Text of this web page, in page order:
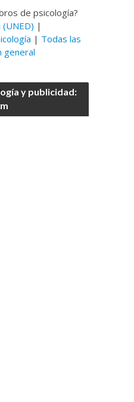
de psicología?
|
| Todas las
general
y publicidad: